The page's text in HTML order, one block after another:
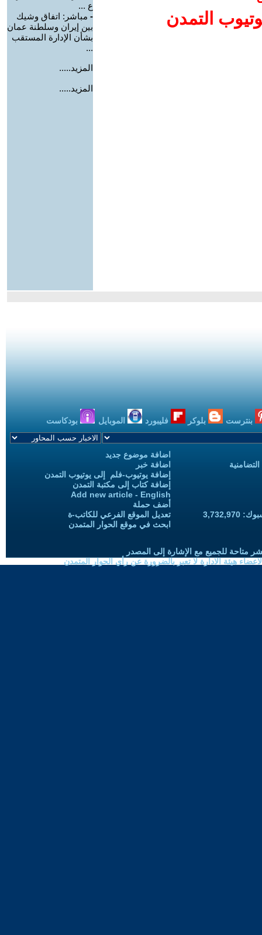
التمدن
ع ...
- مباشر: اتفاق وشيك
بين إيران وسلطنة عمان
بشأن الإدارة المستقب
...
المزيد.....
المزيد.....
بنترست بلوكر فليبورد الموبايل بودكاست
اضافة موضوع جديد
اضافة خبر
إضافة يوتيوب-فلم إلى يوتيوب التمدن
إضافة كتاب إلى مكتبة التمدن
Add new article - English
أضف حملة
تعديل الموقع الفرعي للكاتب-ة
ابحث في موقع الحوار المتمدن
متاحة للجميع مع الإشارة إلى المصدر
هيئة الادارة لا تعبر بالضرورة عن رأي الحوار المتمدن